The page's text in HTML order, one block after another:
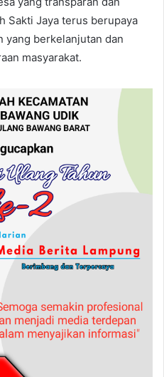
Sakti Jaya terus berupaya
yang berkelanjutan dan
masyarakat.